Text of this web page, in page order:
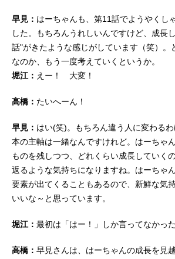
早見： はーちゃんも、第11話でようやくし
した。もちろんうれしいんですけど、成長
話"がきたような感じがしています（笑）。
なのか、もう一度考えていくというか。
堀江： えー！ 大変！
高橋： たいへーん！
早見： はい(笑)。もちろん違う人に変わる
本の主軸は一緒なんですけれど。はーちゃ
ものを残しつつ、どれくらい成長していく
返るような気持ちになりますね。はーちゃ
要素が出てくることもあるので、新鮮な気
いいな～と思っています。
堀江： 最初は「はー！」しか言ってなかっ
高橋： 早見さんは、はーちゃんの成長を見